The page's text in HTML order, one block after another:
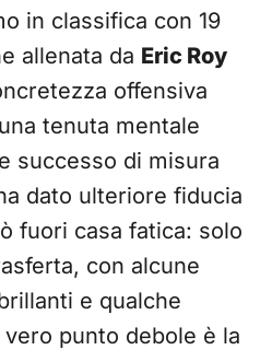
in classifica con 19
allenata da Eric Roy
offensiva
tenuta mentale
successo di misura
dato ulteriore fiducia
fuori casa fatica: solo
con alcune
e qualche
punto debole è la